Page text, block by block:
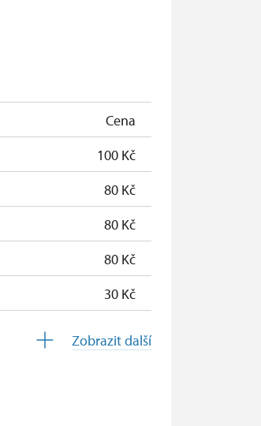
zdarma
Cena
100 Kč
80 Kč
80 Kč
80 Kč
30 Kč
Zobrazit další